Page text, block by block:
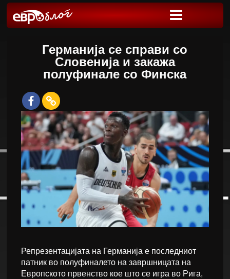
Германија се справи со
Словенија и закажа
полуфинале со Финска
Репрезентацијата на Германија е последниот
патник во полуфиналето на завршницата на
Европското првенство кое што се игра во Рига,